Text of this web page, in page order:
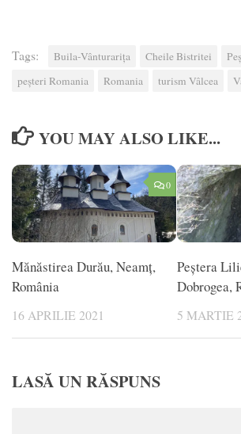
Tags: Buila-Vânturarița Cheile Bistritei
peșteri Romania
Romania turism Vâlcea
YOU MAY ALSO LIKE...
0
Mănăstirea Durău, Neamț,
România
16 APRILIE 2021
Peştera
Dobrogea,
5 MARTIE
LASĂ UN RĂSPUNS